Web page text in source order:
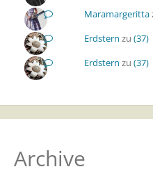
Maramargeritta
Erdstern zu(37)
Erdstern zu(37)
Archive